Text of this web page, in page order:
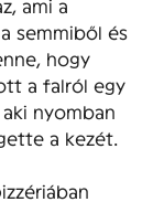
ami a
semmiből és
hogy
a falról egy
nyomban
a kezét.